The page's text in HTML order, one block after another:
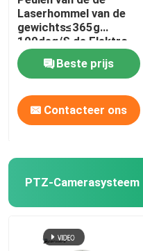
Laserhommel van de
gewichts≤365g
100deg/S de Elektro-
optische Peul
ZichtbareBeste prijs
Contacteer ons
PTZ-Camerasysteem